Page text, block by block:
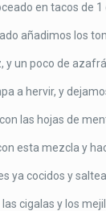
en tacos de
añadimos los
y un poco de
a hervir, y
las hojas de
esta mezcla y
ya cocidos y
cigalas y los